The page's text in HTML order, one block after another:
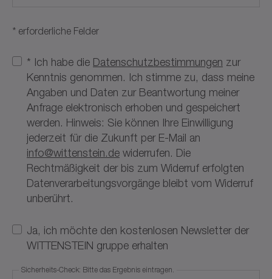
Afghanistan
Albanien
Algerien
Amerikanisch-Samoa
Amerikanische Jungferninseln
Andorra
Angola
* erforderliche Felder
* Ich habe die Datenschutzbestimmungen zur
Kenntnis genommen. Ich stimme zu, dass meine
Angaben und Daten zur Beantwortung meiner
Anfrage elektronisch erhoben und gespeichert
werden. Hinweis: Sie können Ihre Einwilligung
jederzeit für die Zukunft per E-Mail an
info@wittenstein.de widerrufen. Die
Rechtmäßigkeit der bis zum Widerruf erfolgten
Datenverarbeitungsvorgänge bleibt vom Widerruf
unberührt.
Ja, ich möchte den kostenlosen Newsletter der
WITTENSTEIN gruppe erhalten
Sicherheits-Check: Bitte das Ergebnis eintragen.